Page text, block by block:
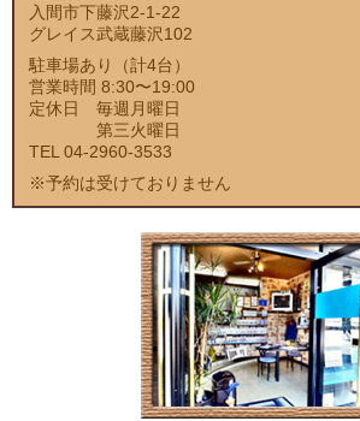
入間市下藤沢2-1-22
グレイス武蔵藤沢102
駐車場あり（計4台）
営業時間 8:30〜19:00
定休日 毎週月曜日
第三火曜日
TEL 04-2960-3533
※予約は受けておりません